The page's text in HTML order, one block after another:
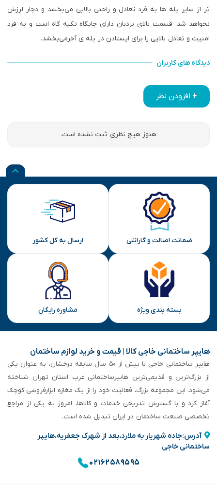
تر از سایر پله ها به فرد تعادل و راحتی بالایی می‌بخشد و دچار لرزش
نخواهد شد. قسمت بالای نردبان دارای جایگاه تکیه گاه است و به فرد
امنیت و تعادل بالایی را برای ایستادن در پله ی آخرمی‌بخشد.
دیدگاه های کاربران
+ افزودن نظر
هنوز هیچ نظری ثبت نشده است.
ضمانت اصالت و گارانتی ارسال به کل کشور
بسته بندی ویژه مشاوره رایگان
هایپر ساختمانی خاجی‌ کالا | قیمت و خرید لوازم ساختمان
هایپر ساختمانی خاجی‌ با بیش از ۵۰ سال سابقه‌ درخشان، به عنوان یکی
از بزرگ‌ترین و قدیمی‌ترین هایپرساختمانی‌ غرب استان تهران شناخته
می‌شود. این مجموعه بزرگ، فعالیت خود را از یک مغازه ابزارفروشی کوچک
آغاز کرد و با گسترش تدریجی خدمات و کالاها، امروز به یکی از مراجع
تخصصی صنعت ساختمان در ایران تبدیل شده است.
آدرس:جاده شهریار به ملارد،بعد از شهرک جعفریه،هایپر
ساختمانی خاجی
۰۲۱۶۲۵۸۹۵۹۵